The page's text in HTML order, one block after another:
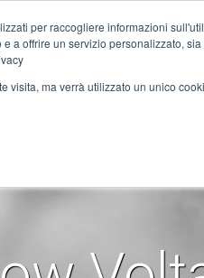
per raccogliere informazioni
a offrire un servizio personalizzato,
visita, ma verrà utilizzato un unico
DC-Motoren
SYNERGIEN MEDIA